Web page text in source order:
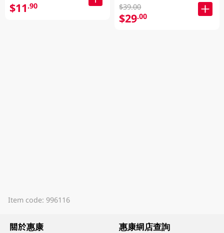
$11.90 $39.00
$29.00
Item code: 996116
關於惠康 惠康網店查詢